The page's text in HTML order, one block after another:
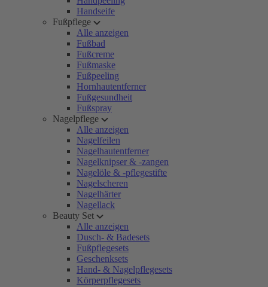
Handseife
Fußpflege
Alle anzeigen
Fußbad
Fußcreme
Fußmaske
Fußpeeling
Hornhautentferner
Fußgesundheit
Fußspray
Nagelpflege
Alle anzeigen
Nagelfeilen
Nagelhautentferner
Nagelknipser & -zangen
Nagelöle & -pflegestifte
Nagelscheren
Nagelhärter
Nagellack
Beauty Set
Alle anzeigen
Dusch- & Badesets
Fußpflegesets
Geschenksets
Hand- & Nagelpflegesets
Körperpflegesets